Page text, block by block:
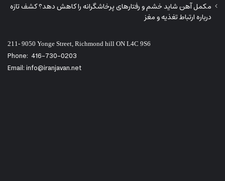
مکمل آهن شاید خشم و رفتارهای پرخاشگرانه را کاهش دهد؟ کشف تازه
درباره ارتباط تغذیه و مغز
211- 9050 Yonge Street, Richmond hill ON L4C 9S6
Phone: 416-730-0203
Email: info@iranjavan.net